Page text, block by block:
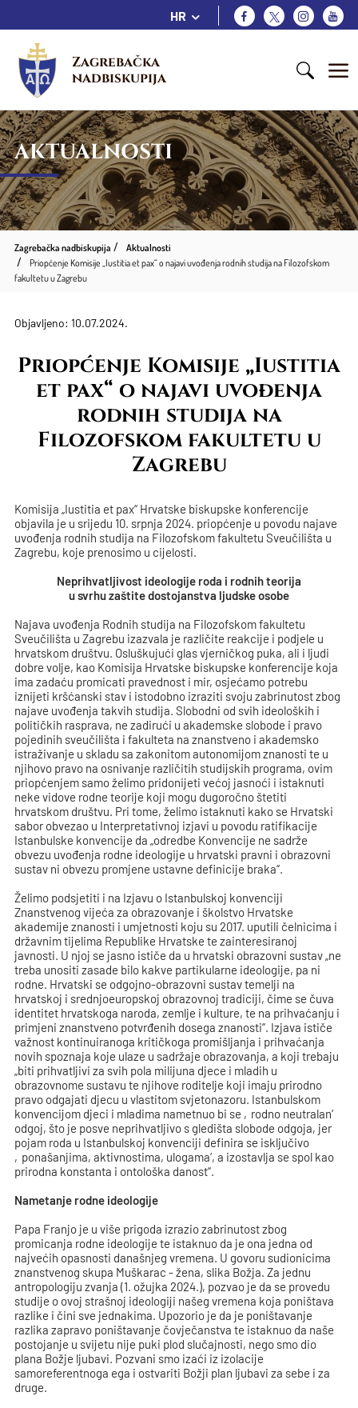
HR
Zagrebačka
nadbiskupija
AKTUALNOSTI
Zagrebačka nadbiskupija
Aktualnosti
Priopćenje Komisije „Iustitia et pax“ o najavi uvođenja rodnih studija na Filozofskom
fakultetu u Zagrebu
Objavljeno: 10.07.2024.
Priopćenje Komisije „Iustitia
et pax“ o najavi uvođenja
rodnih studija na
Filozofskom fakultetu u
Zagrebu
Komisija „Iustitia et pax“ Hrvatske biskupske konferencije
objavila je u srijedu 10. srpnja 2024. priopćenje u povodu najave
uvođenja rodnih studija na Filozofskom fakultetu Sveučilišta u
Zagrebu, koje prenosimo u cijelosti.
Neprihvatljivost ideologije roda i rodnih teorija
u svrhu zaštite dostojanstva ljudske osobe
Najava uvođenja Rodnih studija na Filozofskom fakultetu
Sveučilišta u Zagrebu izazvala je različite reakcije i podjele u
hrvatskom društvu. Osluškujući glas vjerničkog puka, ali i ljudi
dobre volje, kao Komisija Hrvatske biskupske konferencije koja
ima zadaću promicati pravednost i mir, osjećamo potrebu
iznijeti kršćanski stav i istodobno izraziti svoju zabrinutost zbog
najave uvođenja takvih studija. Slobodni od svih ideoloških i
političkih rasprava, ne zadirući u akademske slobode i pravo
pojedinih sveučilišta i fakulteta na znanstveno i akademsko
istraživanje u skladu sa zakonitom autonomijom znanosti te u
njihovo pravo na osnivanje različitih studijskih programa, ovim
priopćenjem samo želimo pridonijeti većoj jasnoći i istaknuti
neke vidove rodne teorije koji mogu dugoročno štetiti
hrvatskom društvu. Pri tome, želimo istaknuti kako se Hrvatski
sabor obvezao u Interpretativnoj izjavi u povodu ratifikacije
Istanbulske konvencije da „odredbe Konvencije ne sadrže
obvezu uvođenja rodne ideologije u hrvatski pravni i obrazovni
sustav ni obvezu promjene ustavne definicije braka“.
Želimo podsjetiti i na Izjavu o Istanbulskoj konvenciji
Znanstvenog vijeća za obrazovanje i školstvo Hrvatske
akademije znanosti i umjetnosti koju su 2017. uputili čelnicima i
državnim tijelima Republike Hrvatske te zainteresiranoj
javnosti. U njoj se jasno ističe da u hrvatski obrazovni sustav „ne
treba unositi zasade bilo kakve partikularne ideologije, pa ni
rodne. Hrvatski se odgojno-obrazovni sustav temelji na
hrvatskoj i srednjoeuropskoj obrazovnoj tradiciji, čime se čuva
identitet hrvatskoga naroda, zemlje i kulture, te na prihvaćanju i
primjeni znanstveno potvrđenih dosega znanosti“. Izjava ističe
važnost kontinuiranoga kritičkoga promišljanja i prihvaćanja
novih spoznaja koje ulaze u sadržaje obrazovanja, a koji trebaju
„biti prihvatljivi za svih pola milijuna djece i mladih u
obrazovnome sustavu te njihove roditelje koji imaju prirodno
pravo odgajati djecu u vlastitom svjetonazoru. Istanbulskom
konvencijom djeci i mladima nametnuo bi se ‚rodno neutralan‘
odgoj, što je posve neprihvatljivo s gledišta slobode odgoja, jer
pojam roda u Istanbulskoj konvenciji definira se isključivo
‚ponašanjima, aktivnostima, ulogama‘, a izostavlja se spol kao
prirodna konstanta i ontološka danost“.
Nametanje rodne ideologije
Papa Franjo je u više prigoda izrazio zabrinutost zbog
promicanja rodne ideologije te istaknuo da je ona jedna od
najvećih opasnosti današnjeg vremena. U govoru sudionicima
znanstvenog skupa Muškarac - žena, slika Božja. Za jednu
antropologiju zvanja (1. ožujka 2024.), pozvao je da se provedu
studije o ovoj strašnoj ideologiji našeg vremena koja poništava
razlike i čini sve jednakima. Upozorio je da je poništavanje
razlika zapravo poništavanje čovječanstva te istaknuo da naše
postojanje u svijetu nije puki plod slučajnosti, nego smo dio
plana Božje ljubavi. Pozvani smo izaći iz izolacije
samoreferentnoga ega i ostvariti Božji plan ljubavi za sebe i za
druge.